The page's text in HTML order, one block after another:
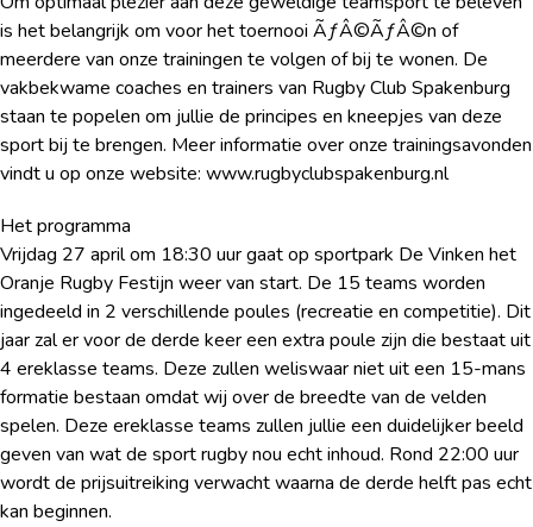
is het belangrijk om voor het toernooi ÃƒÂ©ÃƒÂ©n of
meerdere van onze trainingen te volgen of bij te wonen. De
vakbekwame coaches en trainers van Rugby Club Spakenburg
staan te popelen om jullie de principes en kneepjes van deze
sport bij te brengen. Meer informatie over onze trainingsavonden
vindt u op onze website: www.rugbyclubspakenburg.nl
Het programma
Vrijdag 27 april om 18:30 uur gaat op sportpark De Vinken het
Oranje Rugby Festijn weer van start. De 15 teams worden
ingedeeld in 2 verschillende poules (recreatie en competitie). Dit
jaar zal er voor de derde keer een extra poule zijn die bestaat uit
4 ereklasse teams. Deze zullen weliswaar niet uit een 15-mans
formatie bestaan omdat wij over de breedte van de velden
spelen. Deze ereklasse teams zullen jullie een duidelijker beeld
geven van wat de sport rugby nou echt inhoud. Rond 22:00 uur
wordt de prijsuitreiking verwacht waarna de derde helft pas echt
kan beginnen.